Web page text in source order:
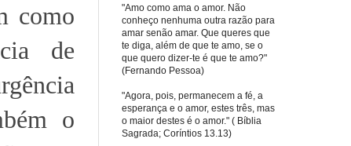
como
de
o
"Amo como ama o amor. Não
conheço nenhuma outra razão para
amar senão amar. Que queres que
te diga, além de que te amo, se o
que quero dizer-te é que te amo?"
(Fernando Pessoa)
"Agora, pois, permanecem a fé, a
esperança e o amor, estes três, mas
o maior destes é o amor." ( Bíblia
Sagrada; Coríntios 13.13)